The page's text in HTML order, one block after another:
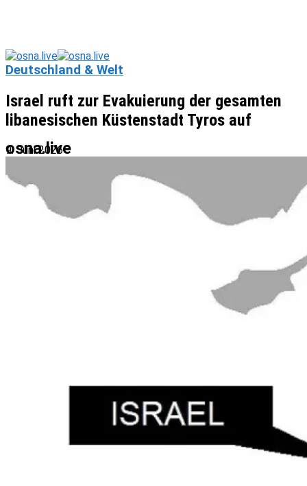
osna.live
Deutschland & Welt
Israel ruft zur Evakuierung der gesamten
libanesischen Küstenstadt Tyros auf
9. Juni 2026